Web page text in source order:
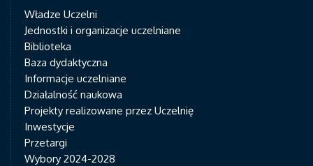
Władze Uczelni
Jednostki i organizacje uczelniane
Biblioteka
Baza dydaktyczna
Informacje uczelniane
Działalność naukowa
Projekty realizowane przez Uczelnię
Inwestycje
Przetargi
Wybory 2024-2028